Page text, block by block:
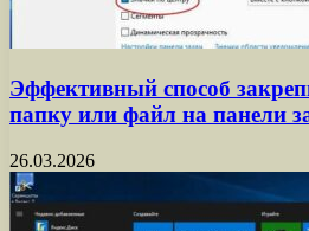
Эффективный способ
папку или файл на панели
26.03.2026